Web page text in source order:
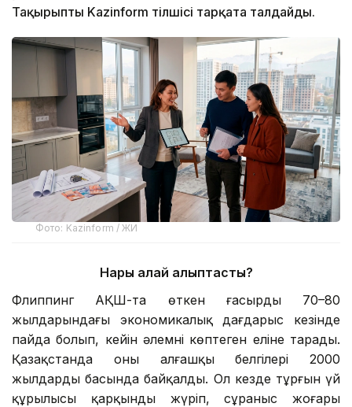
Тақырыпты Kazinform тілшісі тарқата талдайды.
Фото: Kazinform / ЖИ
Нарық қалай қалыптасты?
Флиппинг АҚШ-та өткен ғасырдың 70–80
жылдарындағы экономикалық дағдарыс кезінде
пайда болып, кейін әлемнің көптеген еліне тарады.
Қазақстанда оның алғашқы белгілері 2000
жылдардың басында байқалды. Ол кезде тұрғын үй
құрылысы қарқынды жүріп, сұраныс жоғары